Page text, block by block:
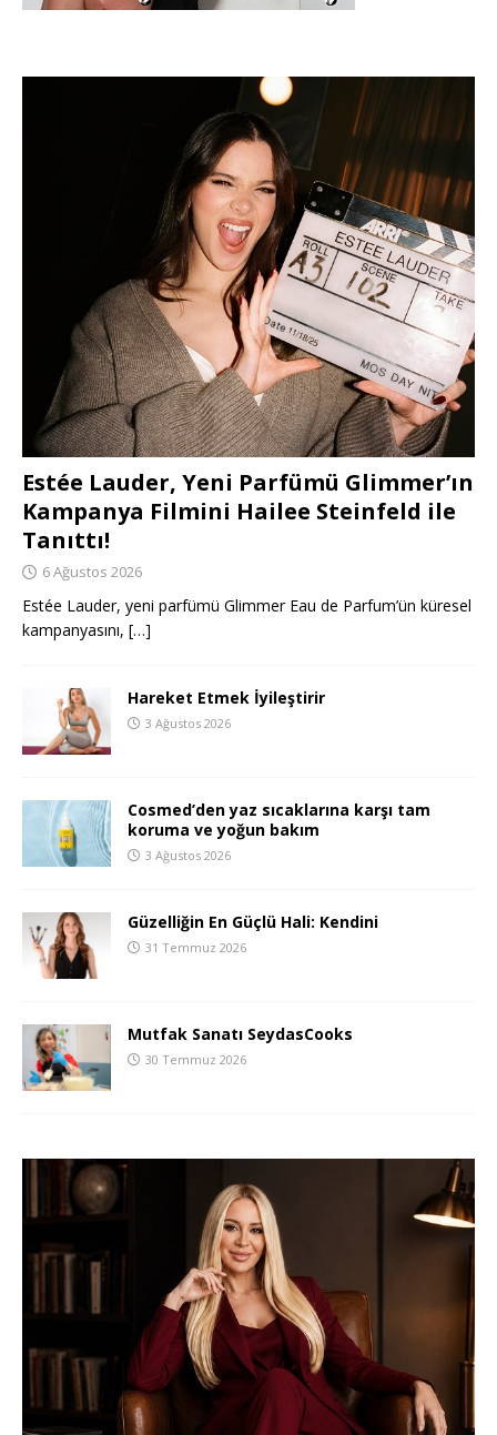
Estée Lauder, Yeni Parfümü Glimmer’ın
Kampanya Filmini Hailee Steinfeld ile
Tanıttı!
6 Ağustos 2026
Estée Lauder, yeni parfümü Glimmer Eau de Parfum’ün küresel
kampanyasını, […]
Hareket Etmek İyileştirir
3 Ağustos 2026
Cosmed’den yaz sıcaklarına karşı tam
koruma ve yoğun bakım
3 Ağustos 2026
Güzelliğin En Güçlü Hali: Kendini
31 Temmuz 2026
Mutfak Sanatı SeydasCooks
30 Temmuz 2026